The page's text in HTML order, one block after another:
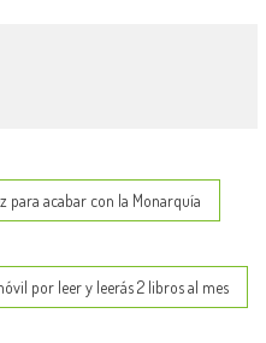
para acabar con la Monarquía
por leer y leerás 2 libros al mes